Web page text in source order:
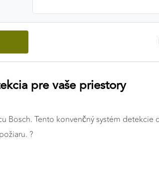
pre vaše priestory
Bosch. Tento konvenčný systém
?